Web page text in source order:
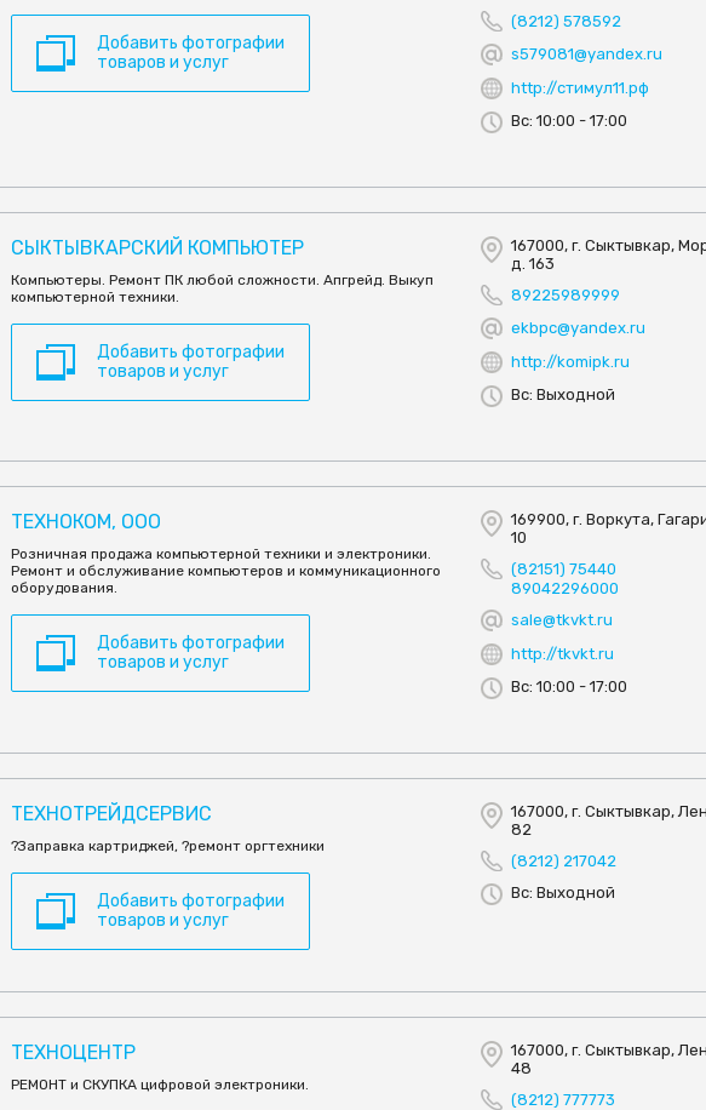
Добавить фотографии
товаров и услуг
(8212) 578592
s579081@yandex.ru
http://стимул11.рф
Вс: 10:00 - 17:00
СЫКТЫВКАРСКИЙ КОМПЬЮТЕР
Компьютеры. Ремонт ПК любой сложности. Апгрейд. Выкуп
компьютерной техники.
Добавить фотографии
товаров и услуг
167000, г. Сыктывкар,
д. 163
89225989999
ekbpc@yandex.ru
http://komipk.ru
Вс: Выходной
ТЕХНОКОМ, ООО
Розничная продажа компьютерной техники и электроники.
Ремонт и обслуживание компьютеров и коммуникационного
оборудования.
Добавить фотографии
товаров и услуг
169900, г. Воркута,
10
(82151) 75440
89042296000
sale@tkvkt.ru
http://tkvkt.ru
Вс: 10:00 - 17:00
ТЕХНОТРЕЙДСЕРВИС
?Заправка картриджей, ?ремонт оргтехники
Добавить фотографии
товаров и услуг
167000, г. Сыктывкар,
82
(8212) 217042
Вс: Выходной
ТЕХНОЦЕНТР
РЕМОНТ и СКУПКА цифровой электроники.
167000, г. Сыктывкар,
48
(8212) 777773